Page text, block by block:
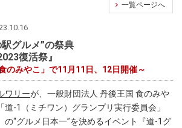
一覧ページへ
グルメ”の祭典
復活祭』
のみやこ」で11月11日、12日開催～
ワリーが、一般財団法人 丹後王国 食のみや
道-1（ミチワン）グランプリ実行委員会」
の“グルメ日本一”を決めるイベント『道-1グ